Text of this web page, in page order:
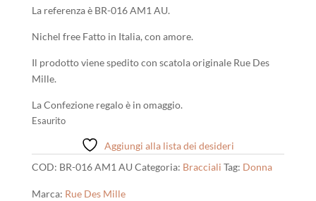
La referenza è BR-016 AM1 AU.
Nichel free Fatto in Italia, con amore.
Il prodotto viene spedito con scatola originale Rue Des
Mille.
La Confezione regalo è in omaggio.
Esaurito
Aggiungi alla lista dei desideri
COD: BR-016 AM1 AU Categoria: Bracciali Tag: Donna
Marca: Rue Des Mille